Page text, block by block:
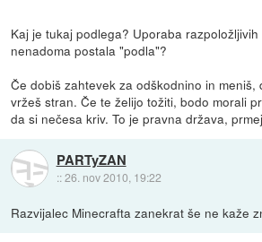
Kaj je tukaj podlega? Uporaba
nenadoma postala "podla"?
Če dobiš zahtevek za odškodnino in meniš,
vržeš stran. Če te želijo tožiti, bodo morali
da si nečesa kriv. To je pravna država,
PARTyZAN
::26. nov 2010, 19:22
Razvijalec Minecrafta zanekrat še ne kaže